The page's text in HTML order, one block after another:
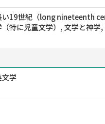
い19世紀（long nineteenth
（特に児童文学）, 文学と神学,
文学